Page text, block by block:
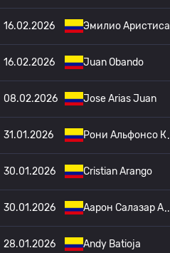
16.02.2026 Эмилио Аристиса
16.02.2026 Juan Obando
08.02.2026 Jose Arias Juan
31.01.2026 Рони Альфонсо К
30.01.2026 Cristian Arango
30.01.2026 Аарон Салазар А
28.01.2026 Andy Batioja